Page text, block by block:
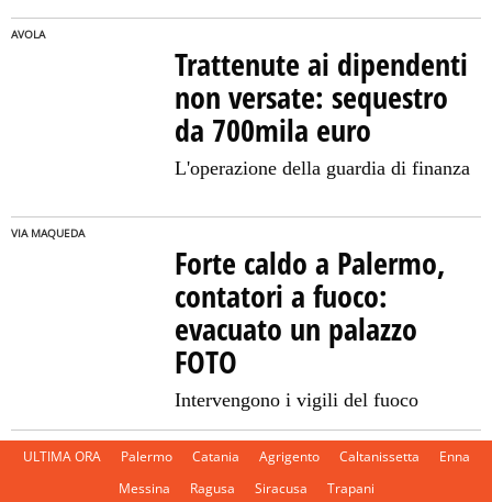
AVOLA
Trattenute ai dipendenti
non versate: sequestro
da 700mila euro
L'operazione della guardia di finanza
VIA MAQUEDA
Forte caldo a Palermo,
contatori a fuoco:
evacuato un palazzo
FOTO
Intervengono i vigili del fuoco
ULTIMA ORA Palermo Catania Agrigento Caltanissetta
Enna
Messina
Ragusa Siracusa Trapani